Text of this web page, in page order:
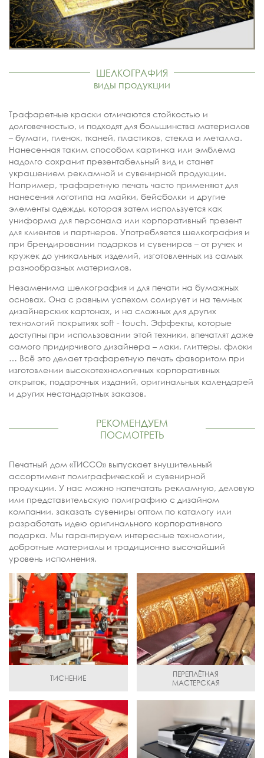
ШЕЛКОГРАФИЯ
виды продукции
Трафаретные краски отличаются стойкостью и
долговечностью, и подходят для большинства материалов
– бумаги, пленок, тканей, пластиков, стекла и металла.
Нанесенная таким способом картинка или эмблема
надолго сохранит презентабельный вид и станет
украшением рекламной и сувенирной продукции.
Например, трафаретную печать часто применяют для
нанесения логотипа на майки, бейсболки и другие
элементы одежды, которая затем используется как
униформа для персонала или корпоративный презент
для клиентов и партнеров. Употребляется шелкография и
при брендировании подарков и сувениров – от ручек и
кружек до уникальных изделий, изготовленных из самых
разнообразных материалов.
Незаменима шелкография и для печати на бумажных
основах. Она с равным успехом солирует и на темных
дизайнерских картонах, и на сложных для других
технологий покрытиях soft - touch. Эффекты, которые
доступны при использовании этой техники, впечатлят даже
самого придирчивого дизайнера – лаки, глиттеры, флоки
… Всё это делает трафаретную печать фаворитом при
изготовлении высокотехнологичных корпоративных
открыток, подарочных изданий, оригинальных календарей
и других нестандартных заказов.
РЕКОМЕНДУЕМ
ПОСМОТРЕТЬ
Печатный дом «ТИССО» выпускает внушительный
ассортимент полиграфической и сувенирной
продукции. У нас можно напечатать рекламную, деловую
или представительскую полиграфию с дизайном
компании, заказать сувениры оптом по каталогу или
разработать идею оригинального корпоративного
подарка. Мы гарантируем интересные технологии,
добротные материалы и традиционно высочайший
уровень исполнения.
ТИСНЕНИЕ
ПЕРЕПЛЁТНАЯ
МАСТЕРСКАЯ